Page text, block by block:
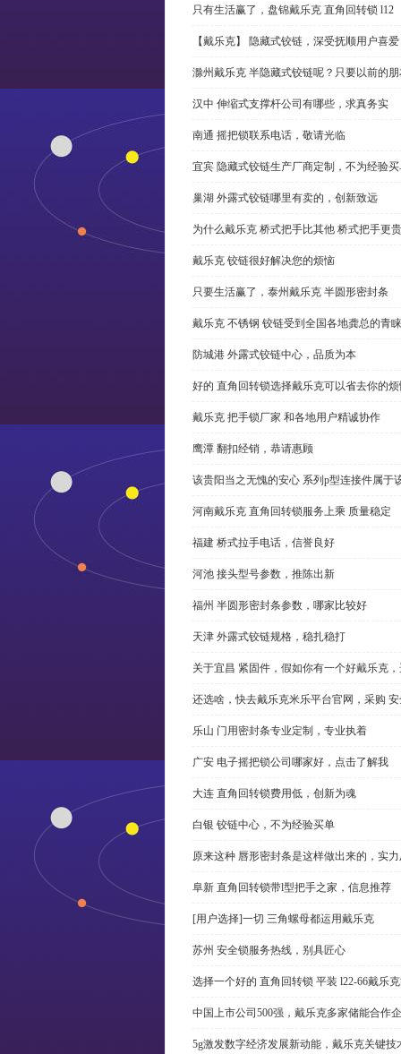
只有生活赢了，盘锦戴乐克 直角回转锁 l12
【戴乐克】 隐藏式铰链，深受抚顺用户喜
滁州戴乐克 半隐藏式铰链呢？只要以前的
汉中 伸缩式支撑杆公司有哪些，求真务实
南通 摇把锁联系电话，敬请光临
宜宾 隐藏式铰链生产厂商定制，不为经验
巢湖 外露式铰链哪里有卖的，创新致远
为什么戴乐克 桥式把手比其他 桥式把手更
戴乐克 铰链很好解决您的烦恼
只要生活赢了，泰州戴乐克 半圆形密封条
戴乐克 不锈钢 铰链受到全国各地龚总的青睐
防城港 外露式铰链中心，品质为本
好的 直角回转锁选择戴乐克可以省去你的
戴乐克 把手锁厂家 和各地用户精诚协作
鹰潭 翻扣经销，恭请惠顾
该贵阳当之无愧的安心 系列p型连接件属于
河南戴乐克 直角回转锁服务上乘 质量稳定
福建 桥式拉手电话，信誉良好
河池 接头型号参数，推陈出新
福州 半圆形密封条参数，哪家比较好
天津 外露式铰链规格，稳扎稳打
关于宜昌 紧固件，假如你有一个好戴乐克
还选啥，快去戴乐克米乐平台官网，采购
乐山 门用密封条专业定制，专业执着
广安 电子摇把锁公司哪家好，点击了解我
大连 直角回转锁费用低，创新为魂
白银 铰链中心，不为经验买单
原来这种 唇形密封条是这样做出来的，实
阜新 直角回转锁带l型把手之家，信息推荐
[用户选择]一切 三角螺母都运用戴乐克
苏州 安全锁服务热线，别具匠心
选择一个好的 直角回转锁 平装 l22-66戴乐
中国上市公司500强，戴乐克多家储能合作
5g激发数字经济发展新动能，戴乐克关键技